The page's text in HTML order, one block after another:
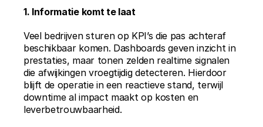
1. Informatie komt te laat
Veel bedrijven sturen op KPI’s die pas achteraf
beschikbaar komen. Dashboards geven inzicht in
prestaties, maar tonen zelden realtime signalen
die afwijkingen vroegtijdig detecteren. Hierdoor
blijft de operatie in een reactieve stand, terwijl
downtime al impact maakt op kosten en
leverbetrouwbaarheid.